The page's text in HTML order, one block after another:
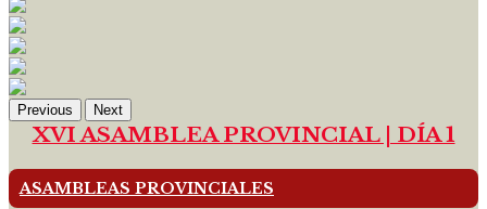
Previous Next
XVI ASAMBLEA PROVINCIAL | DÍA 1
ASAMBLEAS PROVINCIALES